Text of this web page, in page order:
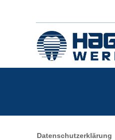
Datenschutzerklärung